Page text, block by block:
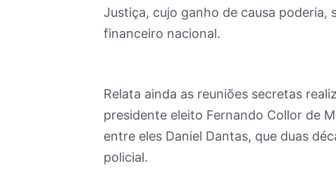
Justiça, cujo ganho de causa poderia,
financeiro nacional.
Relata ainda as reuniões secretas
presidente eleito Fernando Collor de
entre eles Daniel Dantas, que duas
policial.